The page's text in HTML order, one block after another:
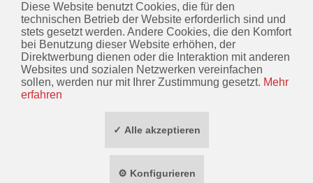
ZAHLUNG / VERSAND
SOCIAL MEDIA
TOP MARKEN
Diese Website benutzt Cookies, die für den
technischen Betrieb der Website erforderlich sind und
stets gesetzt werden. Andere Cookies, die den Komfort
bei Benutzung dieser Website erhöhen, der
Direktwerbung dienen oder die Interaktion mit anderen
Websites und sozialen Netzwerken vereinfachen
sollen, werden nur mit Ihrer Zustimmung gesetzt. Mehr
erfahren
✓ Alle akzeptieren
⚙ Konfigurieren